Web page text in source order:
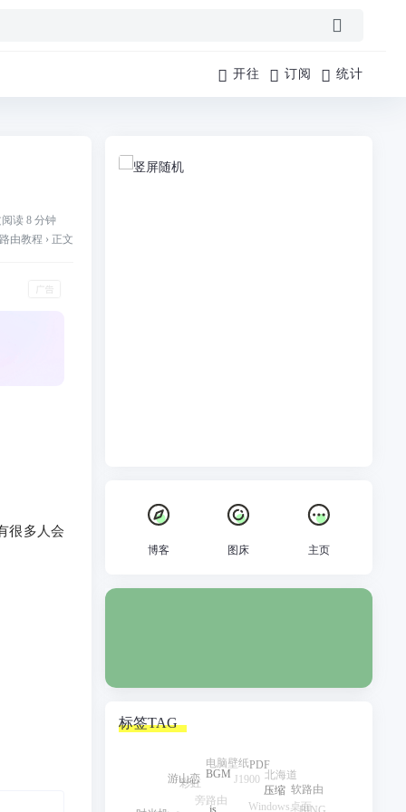
开往 订阅 统计
读 8 分钟
路由教程 › 正文
很多人会
博客 图床 主页
标签TAG
生活降级
Windows桌面
BING
旁路由
J1900
北海道
软路由
彩虹
电脑壁纸
PDF
压缩
游山恋 BGM